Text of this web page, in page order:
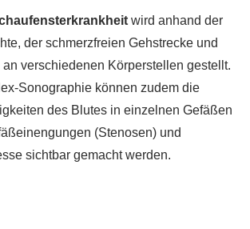
wird anhand der
der schmerzfreien Gehstrecke und
verschiedenen Körperstellen gestellt.
Sonographie können zudem die
des Blutes in einzelnen Gefäßen
(Stenosen) und
sichtbar gemacht werden.